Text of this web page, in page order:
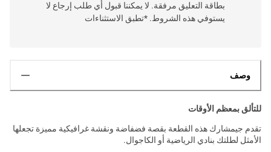
بطاقة التعليق مرفقة. لا يمكننا قبول أي طلب إرجاع لا
يستوفي هذه الشروط. *تطبق الاستثناءات
وصف
للتألق بمعظم الأوقات
تقدم جيمشارك هذه القطعة بقصة فضفاضة ونقشة غرافيكية مميزة تجعلها
الأمثل لطلتك بنادي الرياضية أو الكاجوال.